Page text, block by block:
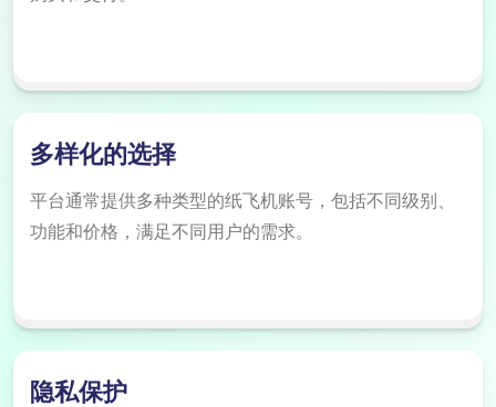
多样化的选择
平台通常提供多种类型的纸飞机账号，包括不同级别、
功能和价格，满足不同用户的需求。
隐私保护